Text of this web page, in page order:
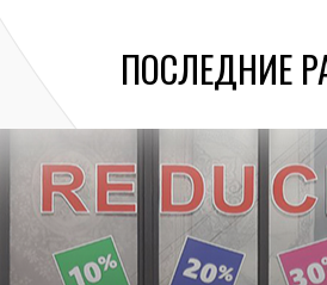
ПОСЛЕДНИЕ